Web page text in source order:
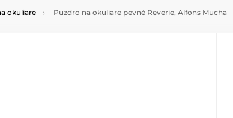
okuliare Puzdro na okuliare pevné Reverie, Alfons Mucha